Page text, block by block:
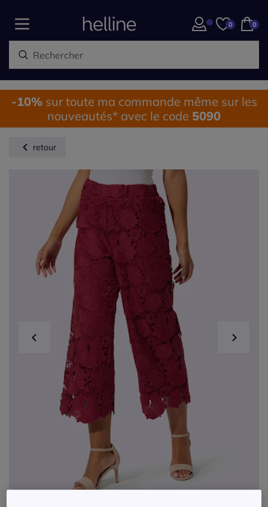
0 0
-10%sur toute ma commande même sur les
nouveautés* avec le code 5090
retour